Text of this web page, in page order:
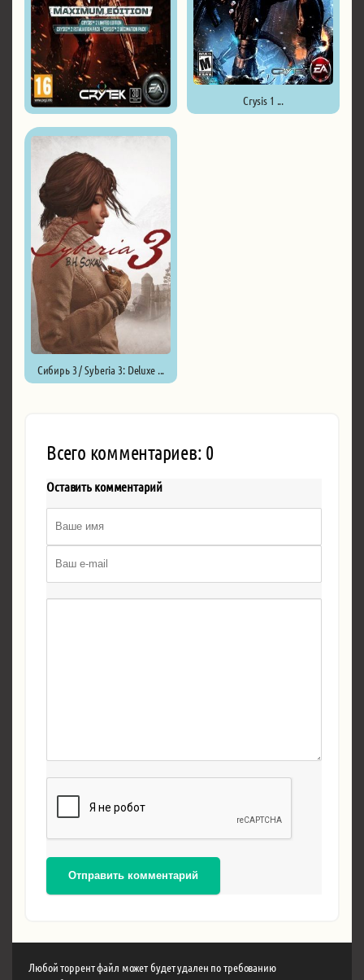
Crysis 1 ...
Сибирь 3 / Syberia 3: Deluxe ...
Всего комментариев: 0
Оставить комментарий
Отправить комментарий
Любой торрент файл может будет удален по требованию